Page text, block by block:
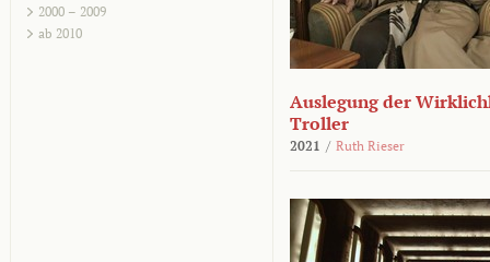
2000 – 2009
ab 2010
Auslegung der
Troller
2021 / Ruth Rieser